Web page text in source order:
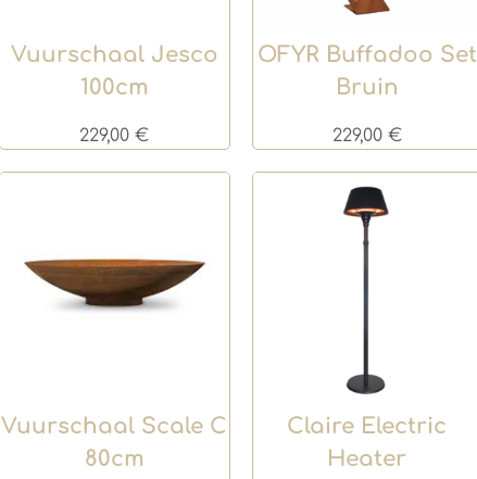
Vuurschaal Jesco
100cm
229,00€
OFYR Buffadoo Set
Bruin
229,00 €
Vuurschaal Scale C
80cm
Claire Electric
Heater